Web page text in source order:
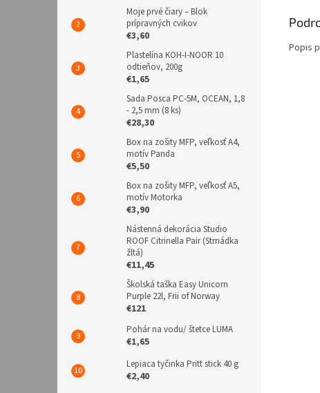
Moje prvé čiary – Blok
prípravných cvikov
€3,60
Plastelína KOH-I-NOOR 10
odtieňov, 200g
€1,65
Sada Posca PC-5M, OCEAN, 1,8
- 2,5 mm (8 ks)
€28,30
Box na zošity MFP, veľkosť A4,
motív Panda
€5,50
Box na zošity MFP, veľkosť A5,
motív Motorka
€3,90
Nástenná dekorácia Studio
ROOF Citrinella Pair (Strnádka
žltá)
€11,45
Školská taška Easy Unicorn
Purple 22l, Frii of Norway
€121
Pohár na vodu/ štetce LUMA
€1,65
Lepiaca tyčinka Pritt stick 40 g
€2,40
Popis